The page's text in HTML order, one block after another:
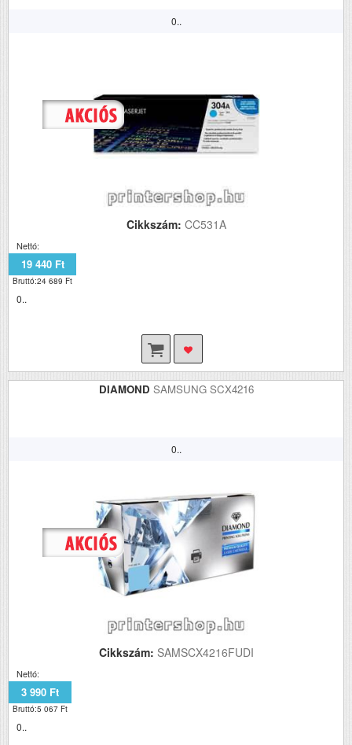
0..
Cikkszám: CC531A
Nettó:
19 440 Ft
Bruttó:24 689 Ft
0..
DIAMOND SAMSUNG SCX4216
0..
Cikkszám: SAMSCX4216FUDI
Nettó:
3 990 Ft
Bruttó:5 067 Ft
0..